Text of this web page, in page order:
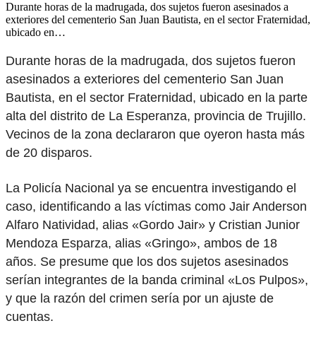
Durante horas de la madrugada, dos sujetos fueron asesinados a
exteriores del cementerio San Juan Bautista, en el sector Fraternidad,
ubicado en…
Durante horas de la madrugada, dos sujetos fueron
asesinados a exteriores del cementerio San Juan
Bautista, en el sector Fraternidad, ubicado en la parte
alta del distrito de La Esperanza, provincia de Trujillo.
Vecinos de la zona declararon que oyeron hasta más
de 20 disparos.
La Policía Nacional ya se encuentra investigando el
caso, identificando a las víctimas como Jair Anderson
Alfaro Natividad, alias «Gordo Jair» y Cristian Junior
Mendoza Esparza, alias «Gringo», ambos de 18
años. Se presume que los dos sujetos asesinados
serían integrantes de la banda criminal «Los Pulpos»,
y que la razón del crimen sería por un ajuste de
cuentas.